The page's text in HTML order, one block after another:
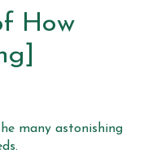
How
many astonishing